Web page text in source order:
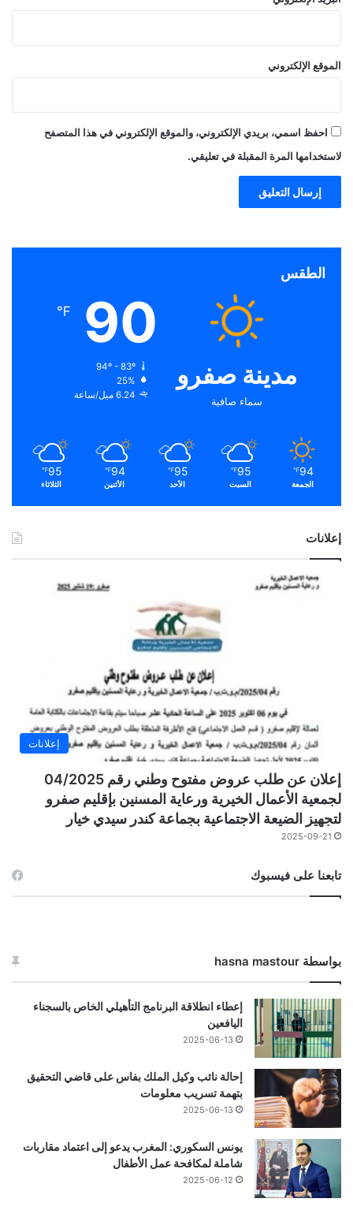
الموقع الإلكتروني
احفظ اسمي، بريدي الإلكتروني، والموقع الإلكتروني في هذا المتصفح
لاستخدامها المرة المقبلة في تعليقي.
الطقس
مدينة صفرو
سماء صافية
90
℉
94º - 83º
25%
6.24 ميل/ساعة
94
℉
الجمعة
95
℉
السبت
95
℉
الأحد
94
℉
الأثنين
95
℉
الثلاثاء
إعلانات
إعلانات
إعلان عن طلب عروض مفتوح وطني رقم 04/2025
لجمعية الأعمال الخيرية ورعاية المسنين بإقليم صفرو
لتجهيز الضيعة الاجتماعية بجماعة كندر سيدي خيار
2025-09-21
تابعنا على فيسبوك
بواسطة hasna mastour
إعطاء انطلاقة البرنامج التأهيلي الخاص بالسجناء
اليافعين
2025-06-13
إحالة نائب وكيل الملك بفاس على قاضي التحقيق
بتهمة تسريب معلومات
2025-06-13
يونس السكوري: المغرب يدعو إلى اعتماد مقاربات
شاملة لمكافحة عمل الأطفال
2025-06-12